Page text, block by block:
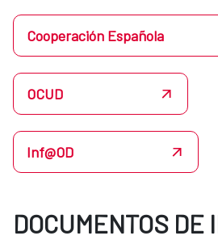
Cooperación Española
OCUD
Inf@OD
DOCUMENTOS DE